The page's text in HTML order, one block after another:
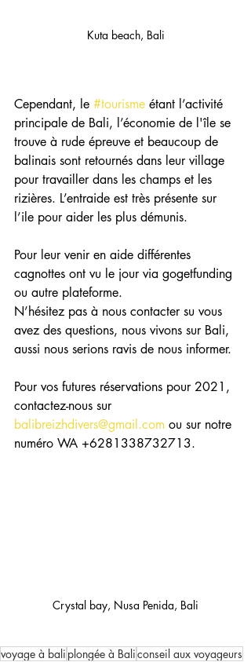
Kuta beach, Bali
Cependant, le #tourisme étant l’activité
principale de Bali, l’économie de l'île se
trouve à rude épreuve et beaucoup de
balinais sont retournés dans leur village
pour travailler dans les champs et les
rizières. L’entraide est très présente sur
l’ile pour aider les plus démunis.
Pour leur venir en aide différentes
cagnottes ont vu le jour via gogetfunding
ou autre plateforme.
N’hésitez pas à nous contacter su vous
avez des questions, nous vivons sur Bali,
aussi nous serions ravis de nous informer.
Pour vos futures réservations pour 2021,
contactez-nous sur
balibreizhdivers@gmail.com ou sur notre
numéro WA +6281338732713.
Crystal bay, Nusa Penida, Bali
voyage à bali plongée à Baliconseil aux voyageurs